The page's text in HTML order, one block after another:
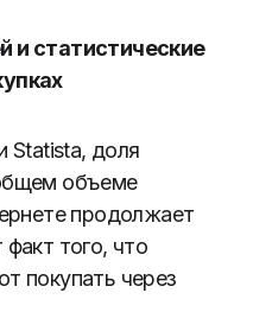
и статистические
Statista, доля
объеме
продолжает
того, что
покупать через